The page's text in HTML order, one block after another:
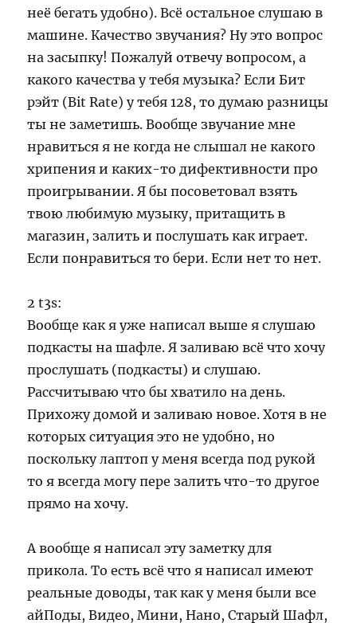
неё бегать удобно). Всё остальное слушаю в
машине. Качество звучания? Ну это вопрос
на засыпку! Пожалуй отвечу вопросом, а
какого качества у тебя музыка? Если Бит
рэйт (Bit Rate) у тебя 128, то думаю разницы
ты не заметишь. Вообще звучание мне
нравиться я не когда не слышал не какого
хрипения и каких-то дифективности про
проигрывании. Я бы посоветовал взять
твою любимую музыку, притащить в
магазин, залить и послушать как играет.
Если понравиться то бери. Если нет то нет.
2 t3s:
Вообще как я уже написал выше я слушаю
подкасты на шафле. Я заливаю всё что хочу
прослушать (подкасты) и слушаю.
Рассчитываю что бы хватило на день.
Прихожу домой и заливаю новое. Хотя в не
которых ситуация это не удобно, но
поскольку лаптоп у меня всегда под рукой
то я всегда могу пере залить что-то другое
прямо на хочу.
А вообще я написал эту заметку для
прикола. То есть всё что я написал имеют
реальные доводы, так как у меня были все
айПоды, Видео, Мини, Нано, Старый Шафл,